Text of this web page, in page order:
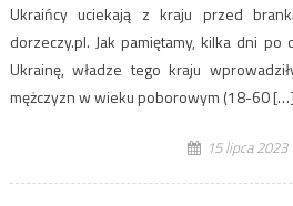
Ukraińcy uciekają z kraju przed
dorzeczy.pl. Jak pamiętamy, kilka dni
Ukrainę, władze tego kraju
mężczyzn w wieku poborowym (18-60 […]
15 lipca 2023